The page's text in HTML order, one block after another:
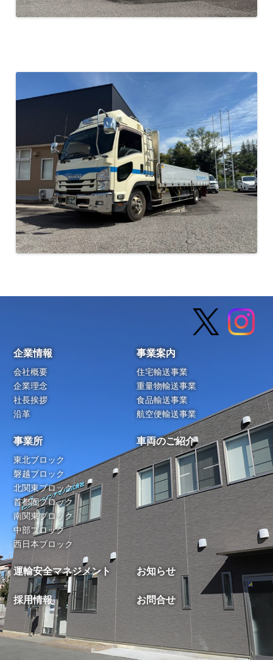
企業情報
会社概要
企業理念
社長挨拶
沿革
事業案内
住宅輸送事業
重量物輸送事業
食品輸送事業
航空便輸送事業
事業所
東北ブロック
磐越ブロック
北関東ブロック
首都圏ブロック
南関東ブロック
中部ブロック
西日本ブロック
車両のご紹介
運輸安全マネジメント お知らせ
採用情報 お問合せ